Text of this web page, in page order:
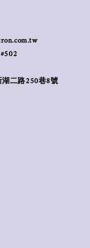
二路250巷8號